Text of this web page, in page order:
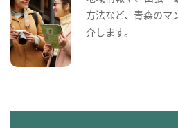
方法など、青森のマ
介します。